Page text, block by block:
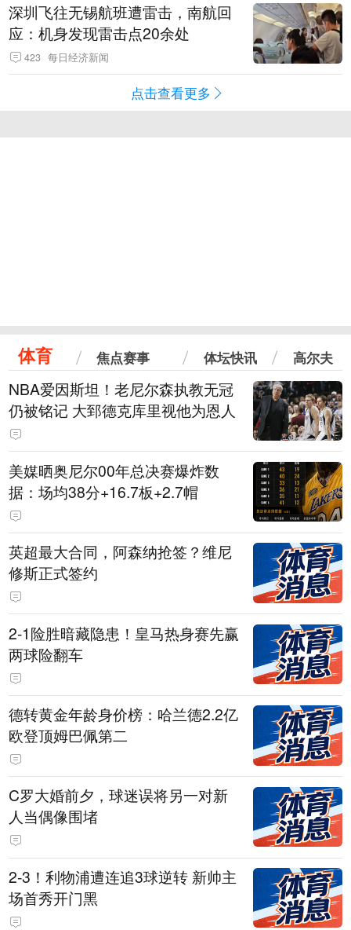
深圳飞往无锡航班遭雷击，南航回
应：机身发现雷击点20余处
423 每日经济新闻
点击查看更多
体育 焦点赛事 体坛快讯 高尔夫
NBA爱因斯坦！老尼尔森执教无冠
仍被铭记 大郅德克库里视他为恩人
美媒晒奥尼尔00年总决赛爆炸数
据：场均38分+16.7板+2.7帽
英超最大合同，阿森纳抢签？维尼
修斯正式签约
2-1险胜暗藏隐患！皇马热身赛先赢
两球险翻车
德转黄金年龄身价榜：哈兰德2.2亿
欧登顶姆巴佩第二
C罗大婚前夕，球迷误将另一对新
人当偶像围堵
2-3！利物浦遭连追3球逆转 新帅主
场首秀开门黑